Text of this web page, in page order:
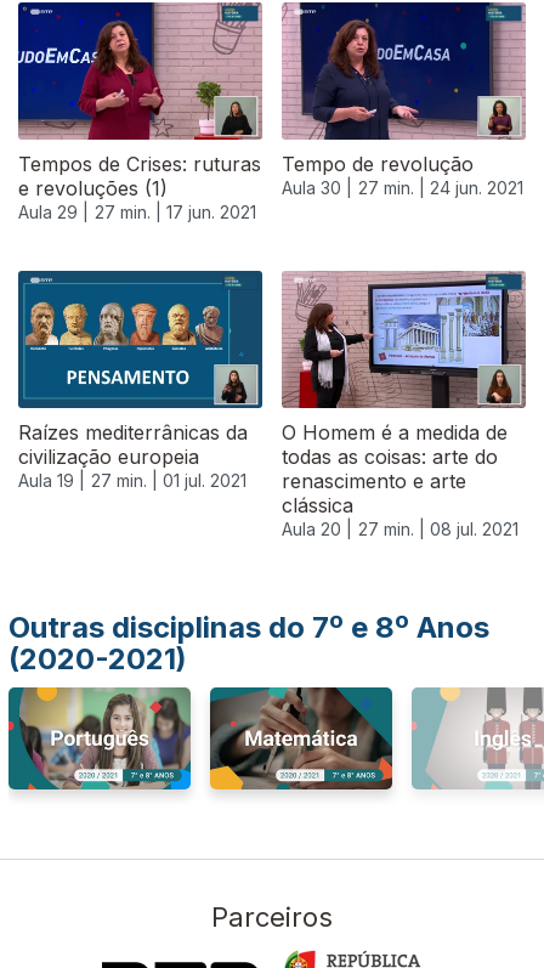
Tempos de Crises: ruturas
e revoluções (1)
Aula 29 | 27 min. | 17 jun. 2021
Tempo de revolução
Aula 30 | 27 min. | 24 jun. 2021
Raízes mediterrânicas da
civilização europeia
Aula 19 | 27 min. | 01 jul. 2021
O Homem é a medida de
todas as coisas: arte do
renascimento e arte
clássica
Aula 20 | 27 min. | 08 jul. 2021
556326
Outras disciplinas do 7º e 8º Anos
(2020-2021)
Parceiros